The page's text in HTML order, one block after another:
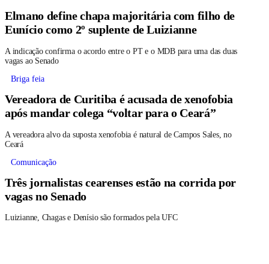
Elmano define chapa majoritária com filho de
Eunício como 2º suplente de Luizianne
A indicação confirma o acordo entre o PT e o MDB para uma das duas
vagas ao Senado
Briga feia
Vereadora de Curitiba é acusada de xenofobia
após mandar colega “voltar para o Ceará”
A vereadora alvo da suposta xenofobia é natural de Campos Sales, no
Ceará
Comunicação
Três jornalistas cearenses estão na corrida por
vagas no Senado
Luizianne, Chagas e Denísio são formados pela UFC